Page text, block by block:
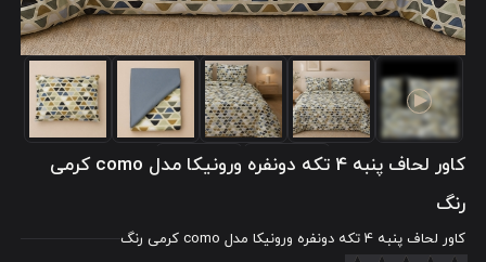
کاور لحاف پنبه 4 تکه دونفره ورونیکا مدل como کرمی
رنگ
کاور لحاف پنبه 4 تکه دونفره ورونیکا مدل como کرمی رنگ